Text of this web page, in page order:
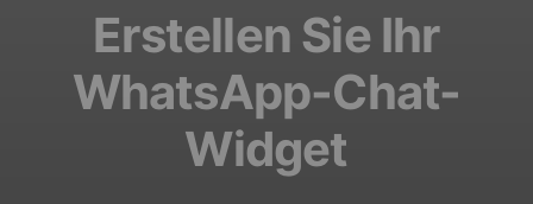
Erstellen Sie Ihr
WhatsApp-Chat-
Widget